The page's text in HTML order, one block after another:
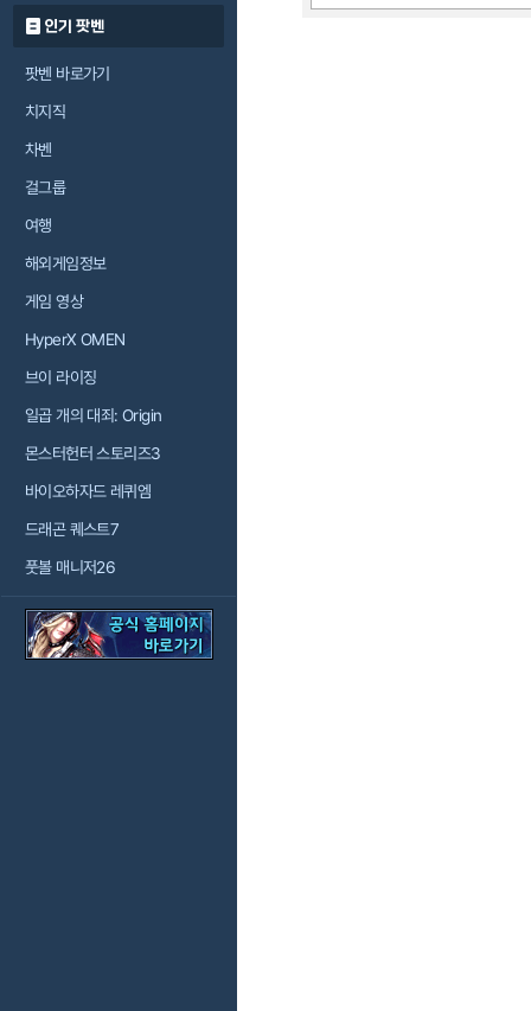
인기 팟벤
팟벤 바로가기
치지직
차벤
걸그룹
여행
해외게임정보
게임 영상
HyperX OMEN
브이 라이징
일곱 개의 대죄: Origin
몬스터헌터 스토리즈3
바이오하자드 레퀴엠
드래곤 퀘스트7
풋볼 매니저26